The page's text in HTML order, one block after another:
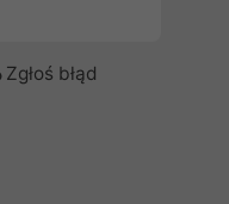
Zgłoś błąd